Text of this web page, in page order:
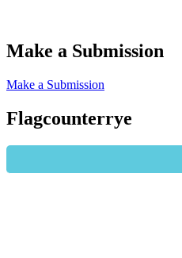
Make a Submission
Make a Submission
Flagcounterrye